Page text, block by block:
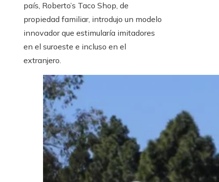
país, Roberto’s Taco Shop, de
propiedad familiar, introdujo un modelo
innovador que estimularía imitadores
en el suroeste e incluso en el
extranjero.